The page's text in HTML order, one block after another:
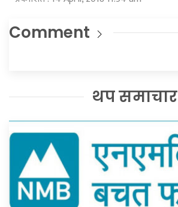
Comment
थप समाचार